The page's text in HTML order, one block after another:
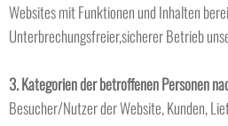
Websites mit Funktionen und Inhalten
Unterbrechungsfreier,sicherer Betrieb
3. Kategorien der betroffenen Personen
Besucher/Nutzer der Website, Kunden,